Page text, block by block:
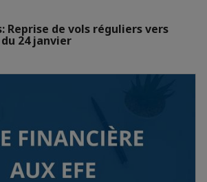
Reprise de vols réguliers vers
24 janvier